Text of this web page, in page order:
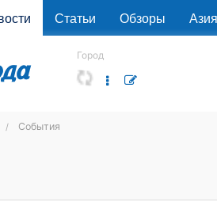
Статьи Обзоры Азия
Город
События